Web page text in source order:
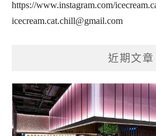
https://www.instagram.com/
icecream.cat.chill@gmail.com
近期文章